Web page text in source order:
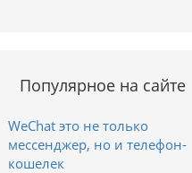
Популярное на сайте
WeChat это не только
мессенджер, но и телефон-
кошелек